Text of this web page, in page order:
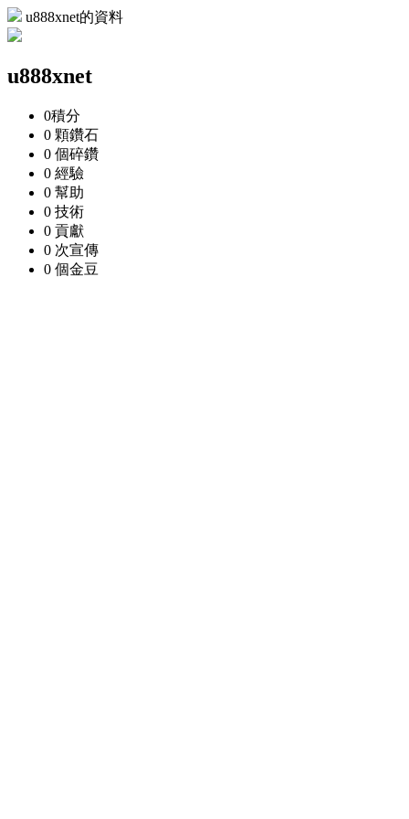
u888xnet的資料
u888xnet
0積分
0 顆鑽石
0 個碎鑽
0 經驗
0 幫助
0 技術
0 貢獻
0 次宣傳
0 個金豆